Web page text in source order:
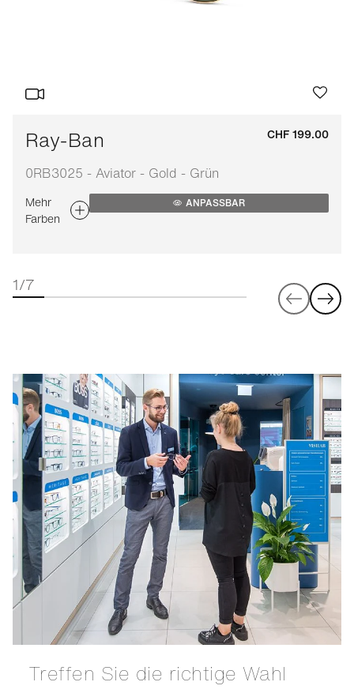
Ray-Ban
0RB3025 - Aviator - Gold - Grün
CHF 199.00
Mehr
Farben
ANPASSBAR
1/7
Treffen Sie die richtige Wahl